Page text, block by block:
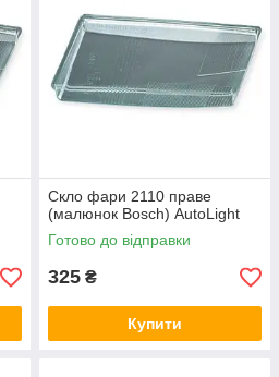
Скло фари 2110 праве
(малюнок Bosch) AutoLight
Готово до відправки
325 ₴
Купити